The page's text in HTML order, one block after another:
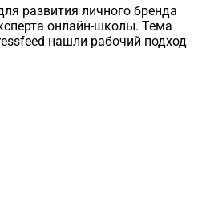
развития личного бренда
онлайн-школы. Тема
нашли рабочий подход